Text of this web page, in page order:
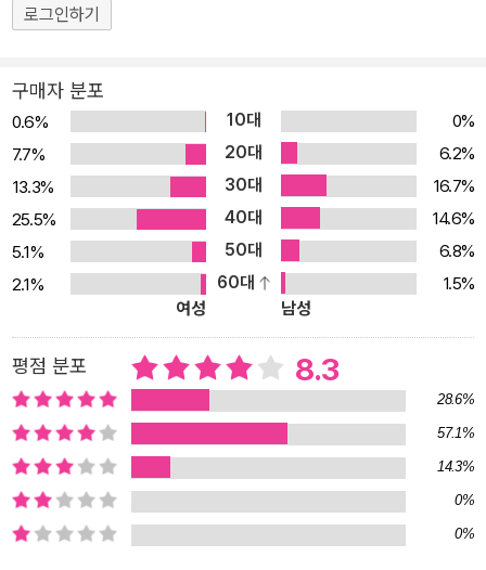
이겠지만 17년 연속 시장 점유율 1위와 44퍼센트 영업이익률을 달
성할 수 있게 만든 원동력이다. ․ 도큐핸즈는 1년에 1개 팔리는 물건도
들이 ‘도큐핸즈에 가면 어떻게든 된다’고 생각할 수 있는 근간이다. ․
쓰카다 농장은 포화 상태로 처절한 저가 경쟁을 벌이고 있는 이자카
야 업계에서 7년 만에 40배 성장했다. 접객을 손님과의 권투 경기에
비유하는 쓰카다농장만의 독특한 서비스들을 소개한다. ․ 빌리지뱅가
드는 완연한 하락세라는 출판 시장에서 쓰타야서점과 함께 ‘새로운
라이프 스타일과 상품을 제안하는 전문점’이라는 평가를 받는다. 빌
리지뱅가드만의 독특한 오모테나시를 분석한다. ․ 슈퍼호텔은 가동률
이 90퍼센트에 잘한다. 1박 4980엔의 저렴한 숙박료지만 고객 숙면
이라는 본질적 가치와 오모테나시 중심 접객에 집중해 2년 연속 고객
만족도 1위를 달성했다. ․ 세이코마트는 홋카이도에만 출점한다. 철저
한 지역밀착형 서비스로 세븐일레븐의 일본 전역 점유율 1위를 막아
섰다. 구매력이 열세임에도 경쟁에서 이길 수 있었던 세이코마트의
비즈니스 모델을 파헤친다. ․ 도쿄 디즈니랜드는 오모테나시를 가장
잘 실천하는 접객의 대명사로 알려져 있다. 가슴을 울리는 에피소드
2편을 통해 감동 접객을 살펴본다. 이 책에 소개된 업장들은 모두 오
모테나시 정신을 비즈니스 모델의 근간으로 활용하고 있다. 사업체를
로그인하기
구매자 분포
0.6% 10대
0%
7.7%
20대
6.2%
13.3%
30대
16.7%
25.5%
40대
14.6%
5.1%
50대
6.8%
2.1%
60대
1.5%
여성
남성
평점 분포 8.3
28.6%
57.1%
14.3%
0%
0%